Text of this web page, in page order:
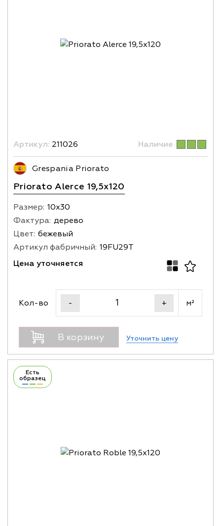
Артикул: 211026 Наличие
Grespania Priorato
Priorato Alerce 19,5x120
Размер: 10х30
Фактура: дерево
Цвет: бежевый
Артикул фабричный: 19FU29T
Цена уточняется
Кол-во - + м²
В корзину Уточнить цену
Есть
образец